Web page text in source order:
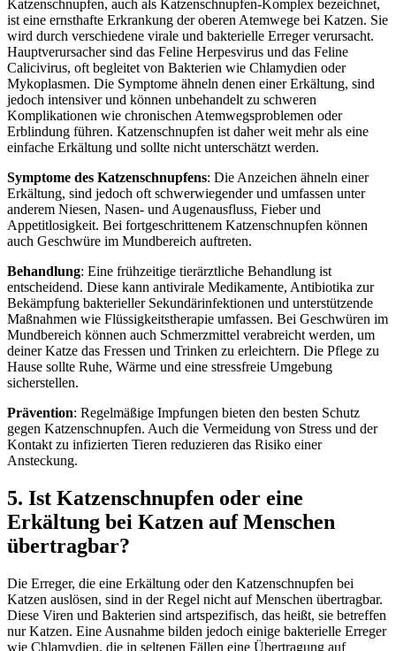
Katzenschnupfen, auch als Katzenschnupfen-Komplex bezeichnet,
ist eine ernsthafte Erkrankung der oberen Atemwege bei Katzen. Sie
wird durch verschiedene virale und bakterielle Erreger verursacht.
Hauptverursacher sind das Feline Herpesvirus und das Feline
Calicivirus, oft begleitet von Bakterien wie Chlamydien oder
Mykoplasmen. Die Symptome ähneln denen einer Erkältung, sind
jedoch intensiver und können unbehandelt zu schweren
Komplikationen wie chronischen Atemwegsproblemen oder
Erblindung führen. Katzenschnupfen ist daher weit mehr als eine
einfache Erkältung und sollte nicht unterschätzt werden.
Symptome des Katzenschnupfens: Die Anzeichen ähneln einer
Erkältung, sind jedoch oft schwerwiegender und umfassen unter
anderem Niesen, Nasen- und Augenausfluss, Fieber und
Appetitlosigkeit. Bei fortgeschrittenem Katzenschnupfen können
auch Geschwüre im Mundbereich auftreten.
Behandlung: Eine frühzeitige tierärztliche Behandlung ist
entscheidend. Diese kann antivirale Medikamente, Antibiotika zur
Bekämpfung bakterieller Sekundärinfektionen und unterstützende
Maßnahmen wie Flüssigkeitstherapie umfassen. Bei Geschwüren im
Mundbereich können auch Schmerzmittel verabreicht werden, um
deiner Katze das Fressen und Trinken zu erleichtern. Die Pflege zu
Hause sollte Ruhe, Wärme und eine stressfreie Umgebung
sicherstellen.
Prävention: Regelmäßige Impfungen bieten den besten Schutz
gegen Katzenschnupfen. Auch die Vermeidung von Stress und der
Kontakt zu infizierten Tieren reduzieren das Risiko einer
Ansteckung.
5. Ist Katzenschnupfen oder eine
Erkältung bei Katzen auf Menschen
übertragbar?
Die Erreger, die eine Erkältung oder den Katzenschnupfen bei
Katzen auslösen, sind in der Regel nicht auf Menschen übertragbar.
Diese Viren und Bakterien sind artspezifisch, das heißt, sie betreffen
nur Katzen. Eine Ausnahme bilden jedoch einige bakterielle Erreger
wie Chlamydien, die in seltenen Fällen eine Übertragung auf